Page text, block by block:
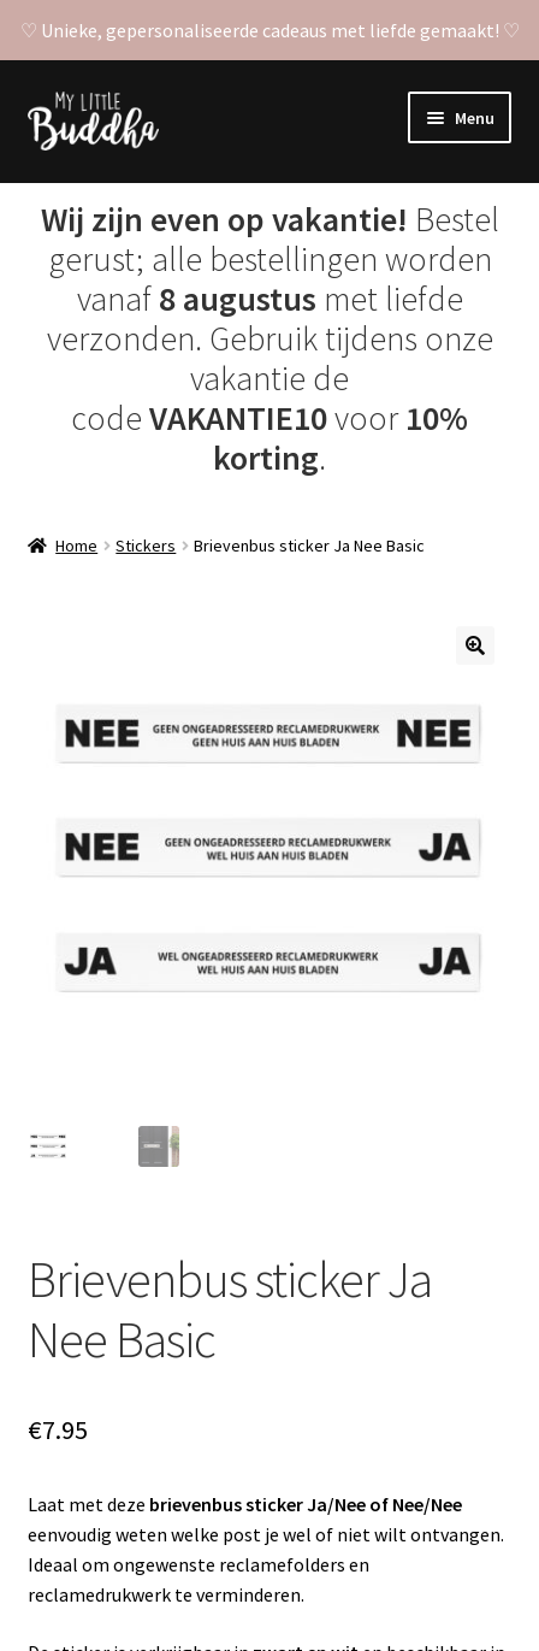
♡ Unieke, gepersonaliseerde cadeaus met liefde gemaakt! ♡
Ga
door
Ga
naar
Menu
Gepersonaliseerde posters
Babyshower invulkaarten
Wij zijn even op vakantie! Bestel
gerust; alle bestellingen worden
vanaf8 augustus met liefde
verzonden. Gebruik tijdens onze
vakantie de
codeVAKANTIE10voor10%
korting.
Home Stickers Brievenbus sticker Ja Nee Basic
Brievenbus sticker Ja
Nee Basic
€7.95
Laat met deze brievenbus sticker Ja/Nee of Nee/Nee
eenvoudig weten welke post je wel of niet wilt ontvangen.
Ideaal om ongewenste reclamefolders en
reclamedrukwerk te verminderen.